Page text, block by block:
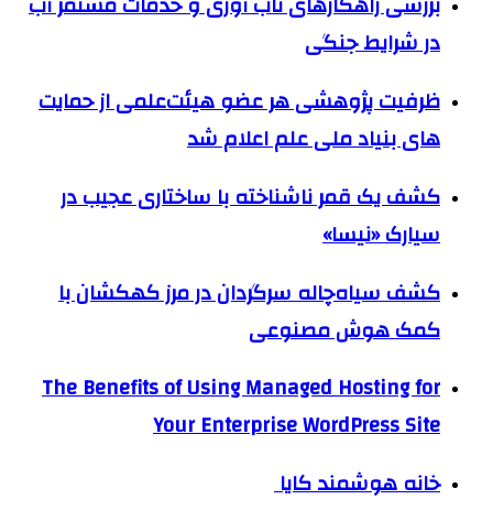
در شرایط جنگی
ظرفیت پژوهشی هر عضو هیئت‌علمی از حمایت
های بنیاد ملی علم اعلام شد
کشف یک قمر ناشناخته با ساختاری عجیب در
سیارک «نیسا»
کشف سیاه‌چاله سرگردان در مرز کهکشان با
کمک هوش مصنوعی
The Benefits of Using Managed Hosting for
Your Enterprise WordPress Site
خانه هوشمند کایا